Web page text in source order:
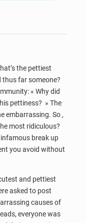
the pettiest
thus far someone?
« Why did
pettiness? » The
embarrassing. So ,
most ridiculous?
break up
you avoid without
and pettiest
asked to post
causes of
everyone was